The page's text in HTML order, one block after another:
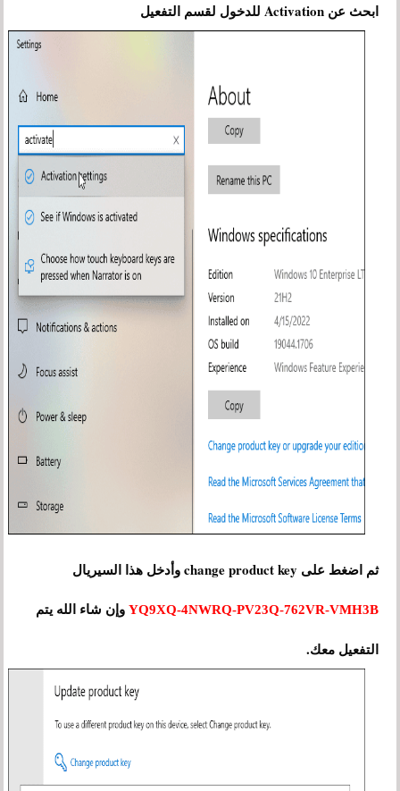
ابحث عن Activation للدخول لقسم التفعيل
ثم اضغط على change product key وأدخل هذا السيريال
YQ9XQ-4NWRQ-PV23Q-762VR-VMH3B وإن شاء الله يتم
التفعيل معك.